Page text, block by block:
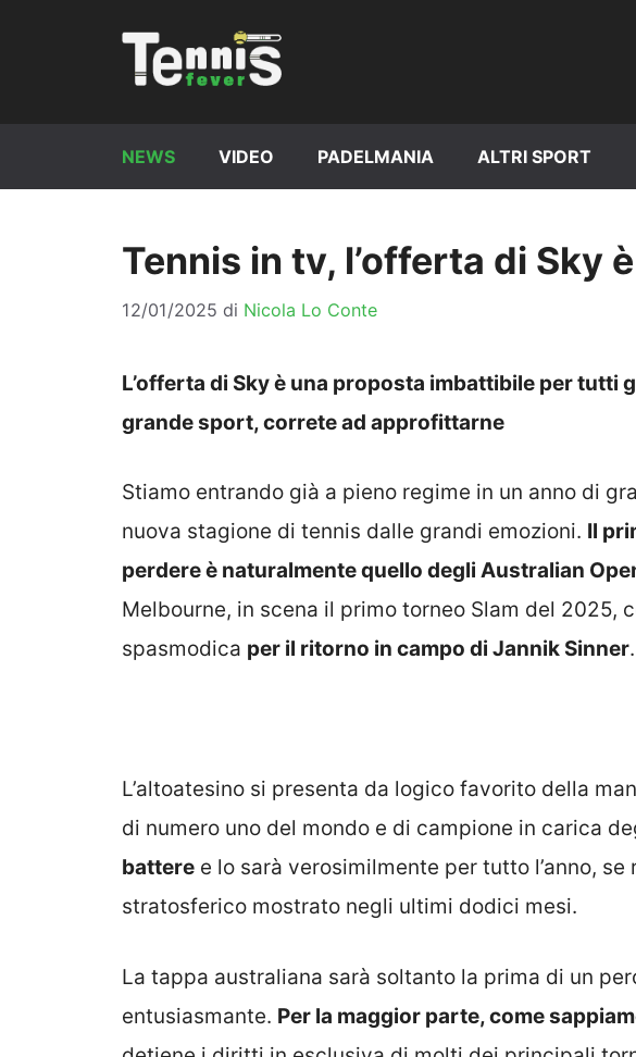
NEWS VIDEO PADELMANIA ALTRI SPORT
Tennis in tv, l’offerta di Sky
12/01/2025 di Nicola Lo Conte
L’offerta di Sky è una proposta imbattibile per tutti
grande sport, correte ad approfittarne
Stiamo entrando già a pieno regime in un anno di
nuova stagione di tennis dalle grandi emozioni. Il
perdere è naturalmente quello degli Australian
Melbourne, in scena il primo torneo Slam del 2025,
spasmodica per il ritorno in campo di Jannik Sinner.
L’altoatesino si presenta da logico favorito della
di numero uno del mondo e di campione in carica
battere e lo sarà verosimilmente per tutto l’anno,
stratosferico mostrato negli ultimi dodici mesi.
La tappa australiana sarà soltanto la prima di un
entusiasmante. Per la maggior parte, come